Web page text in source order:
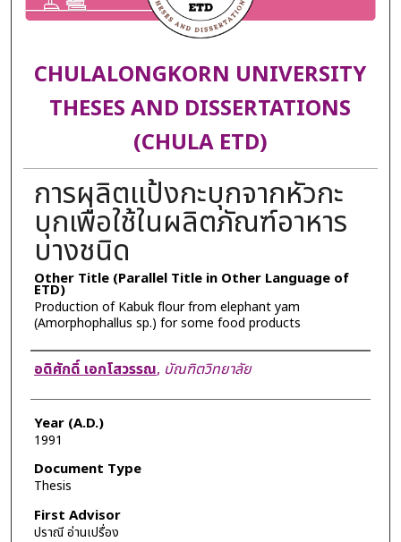
CHULALONGKORN UNIVERSITY
THESES AND DISSERTATIONS
(CHULA ETD)
การผลิตแป้งกะบุกจากหัวกะ
บุกเพื่อใช้ในผลิตภัณฑ์อาหาร
บางชนิด
Other Title (Parallel Title in Other Language of
ETD)
Production of Kabuk flour from elephant yam
(Amorphophallus sp.) for some food products
Author
อดิศักดิ์ เอกโสวรรณ, บัณฑิตวิทยาลัย
Year (A.D.)
1991
Document Type
Thesis
First Advisor
ปราณี อ่านเปรื่อง